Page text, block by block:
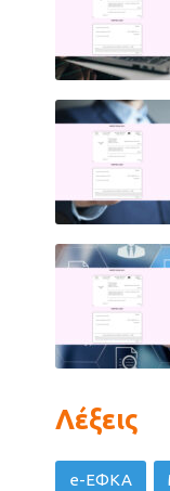
Λέξεις
e-ΕΦΚΑ